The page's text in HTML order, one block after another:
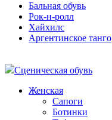
Бальная обувь
Рок-н-ролл
Хайхилс
Аргентинское танго
Сценическая обувь
Женская
Сапоги
Ботинки